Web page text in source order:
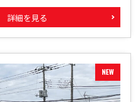
詳細を見る